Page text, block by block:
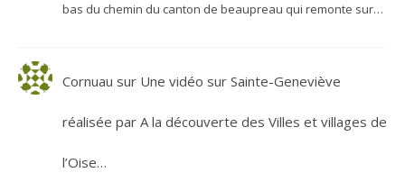
bas du chemin du canton de beaupreau qui remonte sur…
Cornuau sur Une vidéo sur Sainte-Geneviève
réalisée par A la découverte des Villes et villages de
l’Oise…